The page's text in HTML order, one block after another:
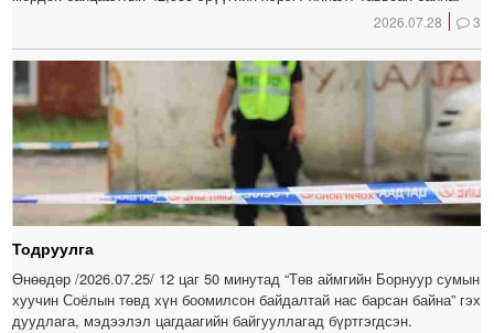
2026.07.28 3
Тодруулга
Өнөөдөр /2026.07.25/ 12 цаг 50 минутад “Төв аймгийн Борнуур сумын
хуучин Соёлын төвд хүн боомилсон байдалтай нас барсан байна” гэх
дуудлага, мэдээлэл цагдаагийн байгууллагад бүртгэгдсэн.